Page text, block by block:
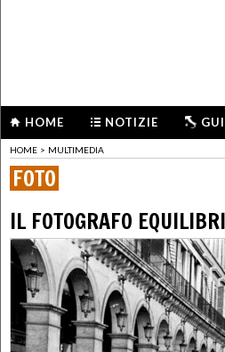
HOME NOTIZIE
HOME > MULTIMEDIA
FOTO
IL FOTOGRAFO